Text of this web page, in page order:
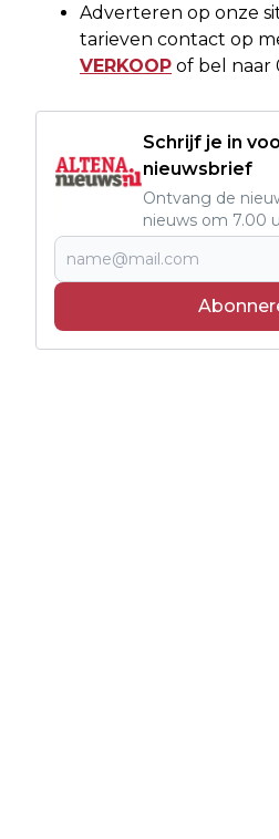
Adverteren op onze
tarieven contact op
VERKOOP of bel naar
Schrijf je in
nieuwsbrief
Ontvang de
nieuws om 7.00